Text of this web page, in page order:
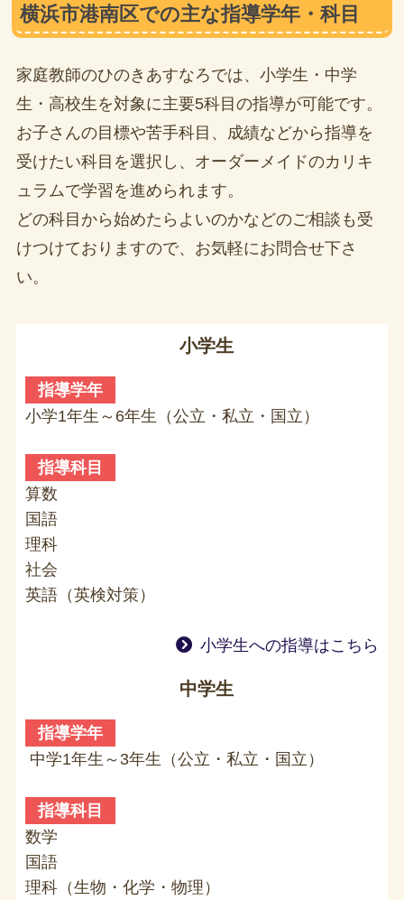
横浜市港南区での主な指導学年・科目
家庭教師のひのきあすなろでは、小学生・中学
生・高校生を対象に主要5科目の指導が可能です。
お子さんの目標や苦手科目、成績などから指導を
受けたい科目を選択し、オーダーメイドのカリキ
ュラムで学習を進められます。
どの科目から始めたらよいのかなどのご相談も受
けつけておりますので、お気軽にお問合せ下さ
い。
小学生
指導学年
小学1年生～6年生（公立・私立・国立）
指導科目
算数
国語
理科
社会
英語（英検対策）
小学生への指導はこちら
中学生
指導学年
中学1年生～3年生（公立・私立・国立）
指導科目
数学
国語
理科（生物・化学・物理）